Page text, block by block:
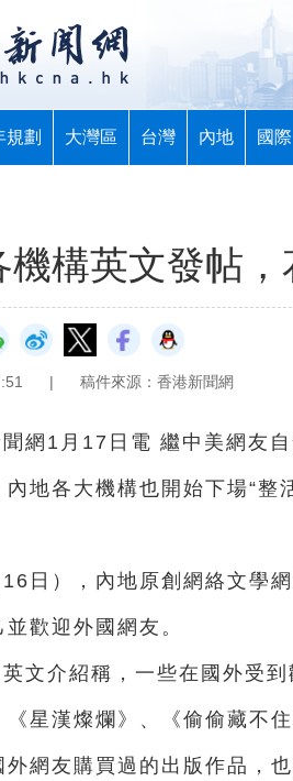
規劃 大灣區 台灣 內地 國際
機構英文發帖，
| 稿件來源：香港新聞網
網1月17日電 繼中美網友
地各大機構也開始下場“整
日），內地原創網絡文學
歡迎外國網友。
文介紹稱，一些在國外受
《星漢燦爛》、《偷偷藏不
外網友購買過的出版作品，